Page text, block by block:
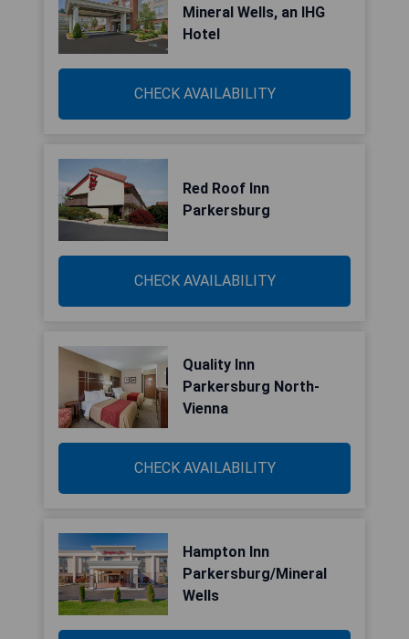
Mineral Wells, an IHG
Hotel
CHECK AVAILABILITY
Red Roof Inn
Parkersburg
CHECK AVAILABILITY
Quality Inn
Parkersburg North-
Vienna
CHECK AVAILABILITY
Hampton Inn
Parkersburg/Mineral
Wells